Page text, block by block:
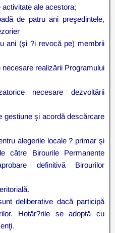
ale acestora;
de patru ani preşedintele,
ani (şi ?i revocă pe) membrii
realizării Programului
necesare dezvoltării
gestiune şi acordă descărcare
alegerile locale ? primar şi
către Birourile Permanente
definitivă Birourilor
deliberative dacă participă
Hotăr?rile se adoptă cu